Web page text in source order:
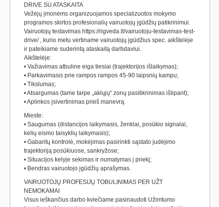
DRIVE SU ATASKAITA
Vežėjų įmonėms organizuojamos specializuotos mokymo
programos skirtos profesionalių vairuotojų įgūdžių patikrinimui.
Vairuotojų testavimas https://rigveda.lt/vairuotoju-testavimas-test-
drive/ , kurio metu vertiname vairuotojų įgūdžius spec. aikštelėje
ir pateikiame suderintą ataskaitą darbdaviui.
Aikštelėje:
• Važiavimas atbuline eiga tiesiai (trajektorijos išlaikymas);
• Parkavimasis prie rampos rampos 45-90 laipsnių kampu;
• Tikslumas;
• Atsargumas (tame tarpe „aklųjų“ zonų pasitikrinimas išlipant);
• Aplinkos įsivertinimas prieš manevrą.
Mieste:
• Saugumas (distancijos laikymasis, ženklai, posūkio signalai,
kelių eismo taisyklių laikymasis);
• Gabaritų kontrolė, mokėjimas pasirinkti sąstato judėjimo
trajektoriją posūkiuose, sankryžose;
• Situacijos kelyje sekimas ir numatymas į priekį;
• Bendras vairuotojo įgūdžių aprašymas.
VAIRUOTOJŲ PROFESIJŲ TOBULINIMAS PER UŽT
NEMOKAMAI
Visus ieškančius darbo kviečiame pasinaudoti Užimtumo